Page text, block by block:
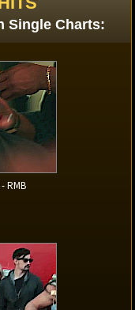
Single Charts:
RMB